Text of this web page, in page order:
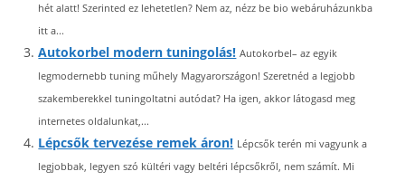
hét alatt! Szerinted ez lehetetlen? Nem az, nézz be bio webáruházunkba
itt a...
Autokorbel modern tuningolás! Autokorbel– az egyik
legmodernebb tuning műhely Magyarországon! Szeretnéd a legjobb
szakemberekkel tuningoltatni autódat? Ha igen, akkor látogasd meg
internetes oldalunkat,...
Lépcsők tervezése remek áron! Lépcsők terén mi vagyunk a
legjobbak, legyen szó kültéri vagy beltéri lépcsőkről, nem számít. Mi